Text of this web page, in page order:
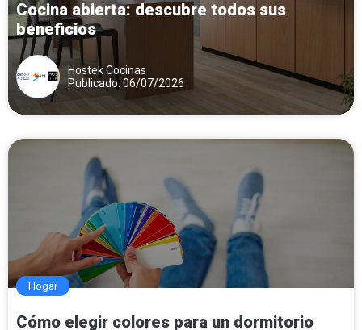
Cocina abierta: descubre todos sus
beneficios
Hostek Cocinas
Publicado: 06/07/2026
Hogar
Cómo elegir colores para un dormitorio